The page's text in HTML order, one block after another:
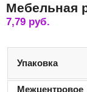
Мебельная
7,79 руб.
Упаковка
Межцентровое